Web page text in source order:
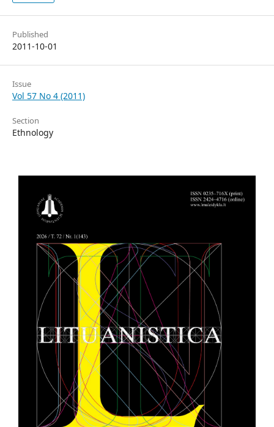
Published
2011-10-01
Issue
Vol 57 No 4 (2011)
Section
Ethnology